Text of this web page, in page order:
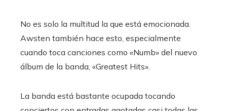
No es solo la multitud la que está emocionada.
Awsten también hace esto, especialmente
cuando toca canciones como «Numb» del nuevo
álbum de la banda, «Greatest Hits».
La banda está bastante ocupada tocando